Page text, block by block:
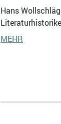
Hans
MEHR